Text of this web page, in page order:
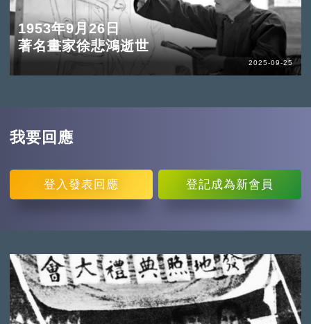
1953年9月26日
著名畫家徐悲鴻逝世
2025-09-25
我要回應
登入 發表回應 登記成為新會員